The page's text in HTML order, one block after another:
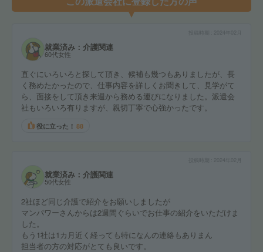
2024年02月
就業済み：介護関連
60代女性
直ぐにいろいろと探して頂き、候補も幾つもありましたが、長
く務めたかったので、仕事内容を詳しくお聞きして、見学がて
ら、面接をして頂き来週から務める運びになりました。派遣会
社もいろいろ有りますが、親切丁寧で心強かったです。
役に立った！ 88
2024年02月
就業済み：介護関連
50代女性
2社ほど同じ介護で紹介をお願いしましたが
マンパワーさんからは2週間ぐらいでお仕事の紹介をいただけま
した。
もう1社は1カ月近く経っても特になんの連絡もありまん
担当者の方の対応がとても良いです。